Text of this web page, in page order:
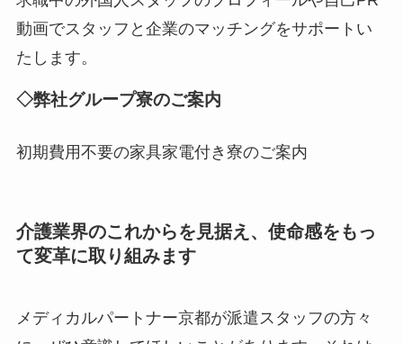
動画でスタッフと企業のマッチングをサポートい
たします。
◇弊社グループ寮のご案内
初期費用不要の家具家電付き寮のご案内
介護業界のこれからを見据え、使命感をもっ
て変革に取り組みます
メディカルパートナー京都が派遣スタッフの方々